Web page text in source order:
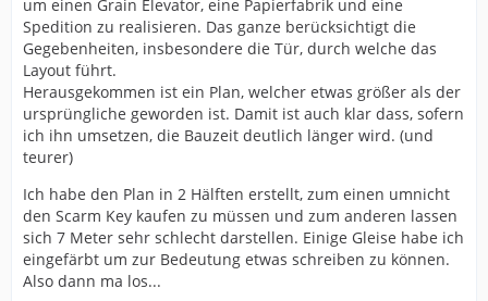
um einen Grain Elevator, eine Papierfabrik und eine
Spedition zu realisieren. Das ganze berücksichtigt die
Gegebenheiten, insbesondere die Tür, durch welche das
Layout führt.
Herausgekommen ist ein Plan, welcher etwas größer als der
ursprüngliche geworden ist. Damit ist auch klar dass, sofern
ich ihn umsetzen, die Bauzeit deutlich länger wird. (und
teurer)
Ich habe den Plan in 2 Hälften erstellt, zum einen umnicht
den Scarm Key kaufen zu müssen und zum anderen lassen
sich 7 Meter sehr schlecht darstellen. Einige Gleise habe ich
eingefärbt um zur Bedeutung etwas schreiben zu können.
Also dann ma los...